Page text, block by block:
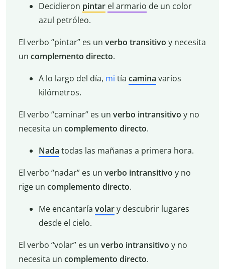
Decidieron pintar el armario de un color
azul petróleo.
El verbo “pintar” es un verbo transitivo y necesita
un complemento directo.
A lo largo del día, mi tía camina varios
kilómetros.
El verbo “caminar” es un verbo intransitivo y no
necesita un complemento directo.
Nada todas las mañanas a primera hora.
El verbo “nadar” es un verbo intransitivo y no
rige un complemento directo.
Me encantaría volary descubrir lugares
desde el cielo.
El verbo “volar” es un verbo intransitivo y no
necesita un complemento directo.